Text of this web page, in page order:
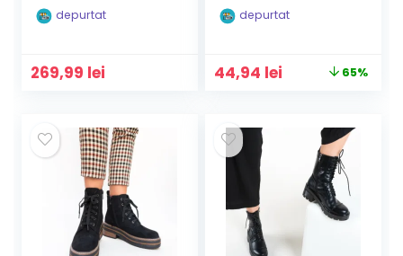
depurtat
269,99 lei
depurtat
Prețul
fost:
129,90 lei.
44,94 lei Prețul
44,94 lei.
65%